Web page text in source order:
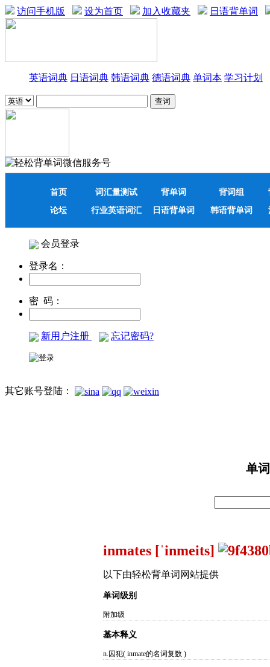
访问手机版 设为首页 加入收藏夹 日语背单词
英语词典 日语词典 韩语词典 德语词典 单词本 学习计划
首页 词汇量测试 背单词 背词组
论坛
行业英语词汇 日语背单词 韩语背单词
会员登录
登录名：
密 码：
新用户注册 忘记密码?
其它账号登陆：
单
inmates [ˈinmeits]
以下由轻松背单词网站提供
单词级别
附加级
基本释义
n.囚犯( inmate的名词复数 )